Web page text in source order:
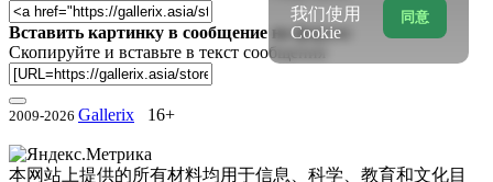
Вставить картинку в сообщение на форум:
Скопируйте и вставьте в текст сообщения
2009-2026 Gallerix 16+
本网站上提供的所有材料均用于信息、科学、教育和文化目
同意
我们使用
Cookie